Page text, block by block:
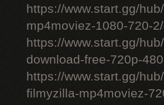
https://www.start.gg/
mp4moviez-1080-720-
https://www.start.gg/
download-free-720p-
https://www.start.gg/
filmyzilla-mp4moviez-